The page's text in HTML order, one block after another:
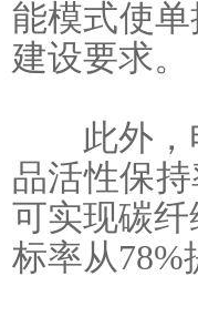
能模式使
建设要求。
此外，电
品活性保
可实现碳
标率从78%